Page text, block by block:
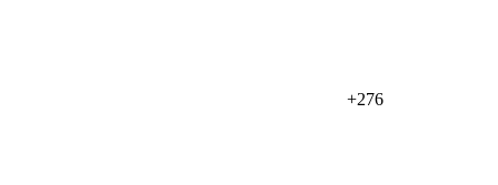
+276